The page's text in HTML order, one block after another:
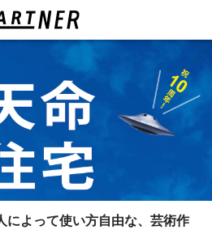
によって使い方自由な、芸術作